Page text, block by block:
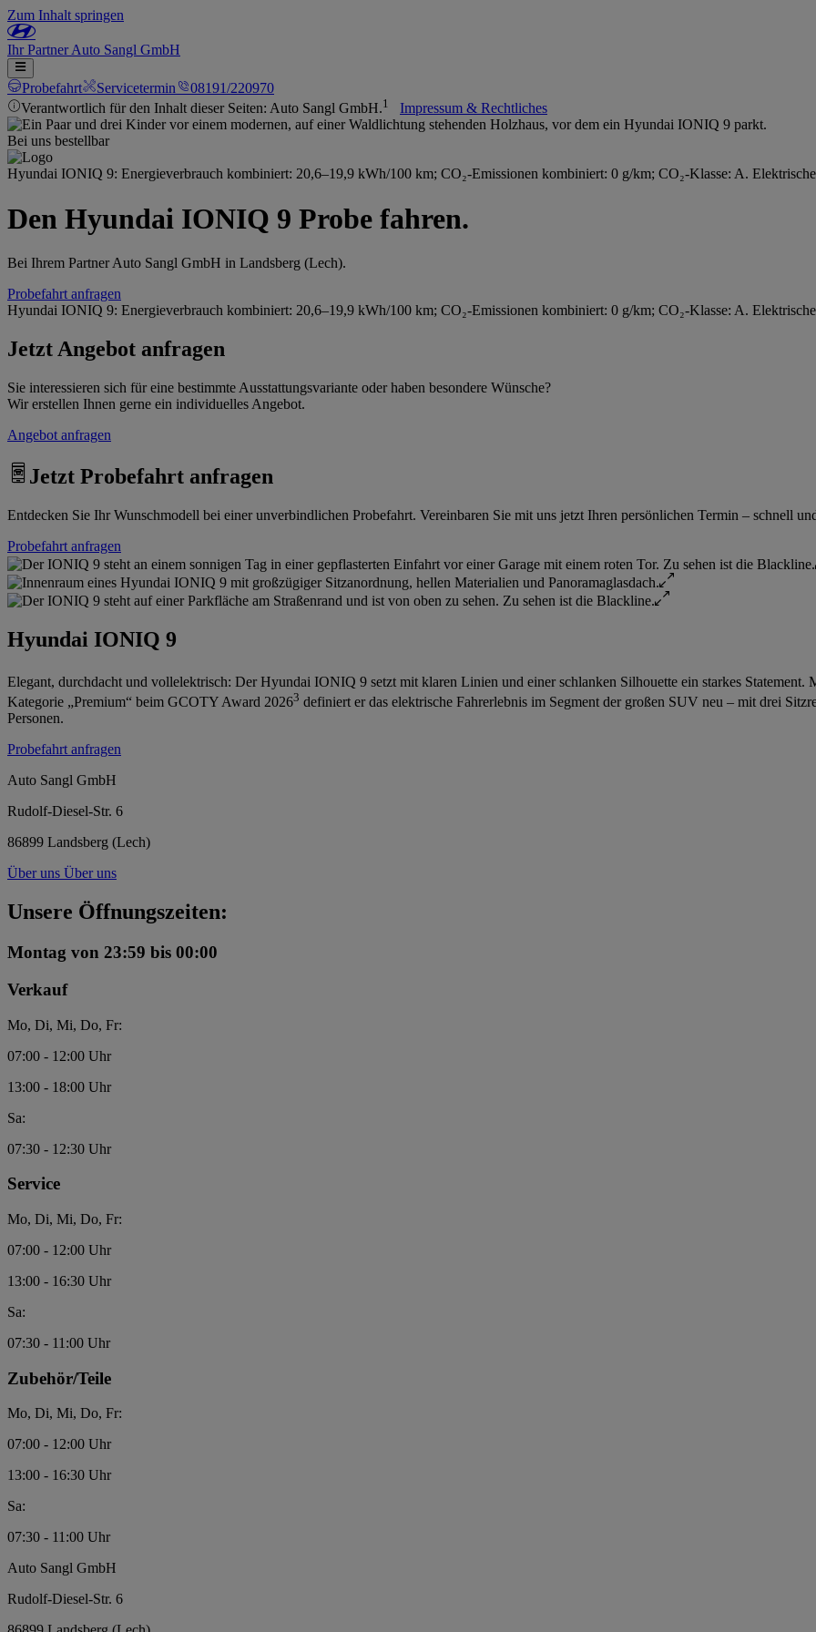
Zum Inhalt springen
IhrPartnerAuto Sangl GmbH
Probefahrt Servicetermin
08191/220970
Verantwortlich für den Inhalt dieser Seiten: Auto Sangl GmbH.1 Impressum & Rechtliches
Bei uns bestellbar
Hyundai IONIQ 9: Energieverbrauch kombiniert: 20,6–19,9 kWh/100 km; CO₂-Emissionen kombiniert: 0 g/km; CO₂-Klasse: A.
Den Hyundai IONIQ 9 Probe fahren.
Bei Ihrem Partner Auto Sangl GmbH in Landsberg (Lech).
Probefahrt anfragen
Hyundai IONIQ 9: Energieverbrauch kombiniert: 20,6–19,9 kWh/100 km; CO₂-Emissionen kombiniert: 0 g/km; CO₂-Klasse: A.
Jetzt Angebot anfragen
Sie interessieren sich für eine bestimmte Ausstattungsvariante oder haben besondere Wünsche?
Wir erstellen Ihnen gerne ein individuelles Angebot.
Angebot anfragen
Jetzt Probefahrt anfragen
Entdecken Sie Ihr Wunschmodell bei einer unverbindlichen Probefahrt. Vereinbaren Sie mit uns jetzt Ihren persönlichen Termin – schnell
Probefahrt anfragen
Hyundai IONIQ 9
Elegant, durchdacht und vollelektrisch: Der Hyundai IONIQ 9 setzt mit klaren Linien und einer schlanken Silhouette ein starkes Statement.
Kategorie „Premium“ beim GCOTY Award 20263 definiert er das elektrische Fahrerlebnis im Segment der großen SUV neu – mit drei
Personen.
Probefahrt anfragen
Auto Sangl GmbH
Rudolf-Diesel-Str. 6
86899 Landsberg (Lech)
Über uns Über uns
Unsere Öffnungszeiten:
Montag von 23:59 bis 00:00
Verkauf
Mo, Di, Mi, Do, Fr:
07:00 - 12:00 Uhr
13:00 - 18:00 Uhr
Sa:
07:30 - 12:30 Uhr
Service
Mo, Di, Mi, Do, Fr:
07:00 - 12:00 Uhr
13:00 - 16:30 Uhr
Sa:
07:30 - 11:00 Uhr
Zubehör/Teile
Mo, Di, Mi, Do, Fr:
07:00 - 12:00 Uhr
13:00 - 16:30 Uhr
Sa:
07:30 - 11:00 Uhr
Auto Sangl GmbH
Rudolf-Diesel-Str. 6